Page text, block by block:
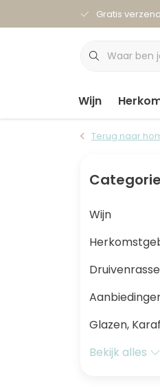
Gratis
Wijn
Terug naar
Wijn
Glazen,
Bekijk alles